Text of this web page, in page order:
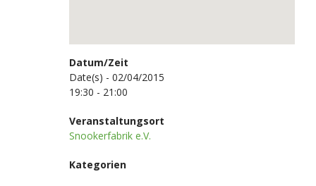
Datum/Zeit
Date(s) - 02/04/2015
19:30 - 21:00
Veranstaltungsort
Snookerfabrik e.V.
Kategorien